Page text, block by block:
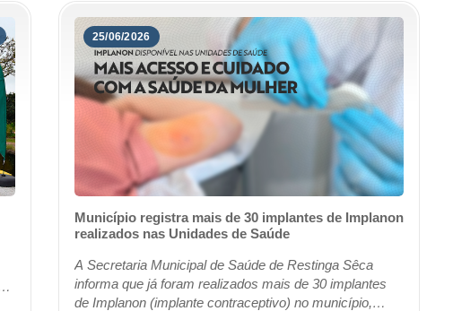
25/06/2026
Município registra mais de 30 implantes de Implanon
realizados nas Unidades de Saúde
A Secretaria Municipal de Saúde de Restinga Sêca
informa que já foram realizados mais de 30 implantes
de Implanon (implante contraceptivo) no município,